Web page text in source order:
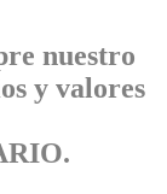
nuestro
y valores